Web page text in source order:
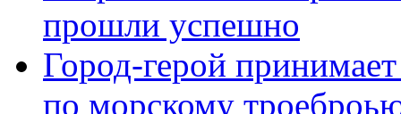
прошли успешно
Город-герой
по морскому